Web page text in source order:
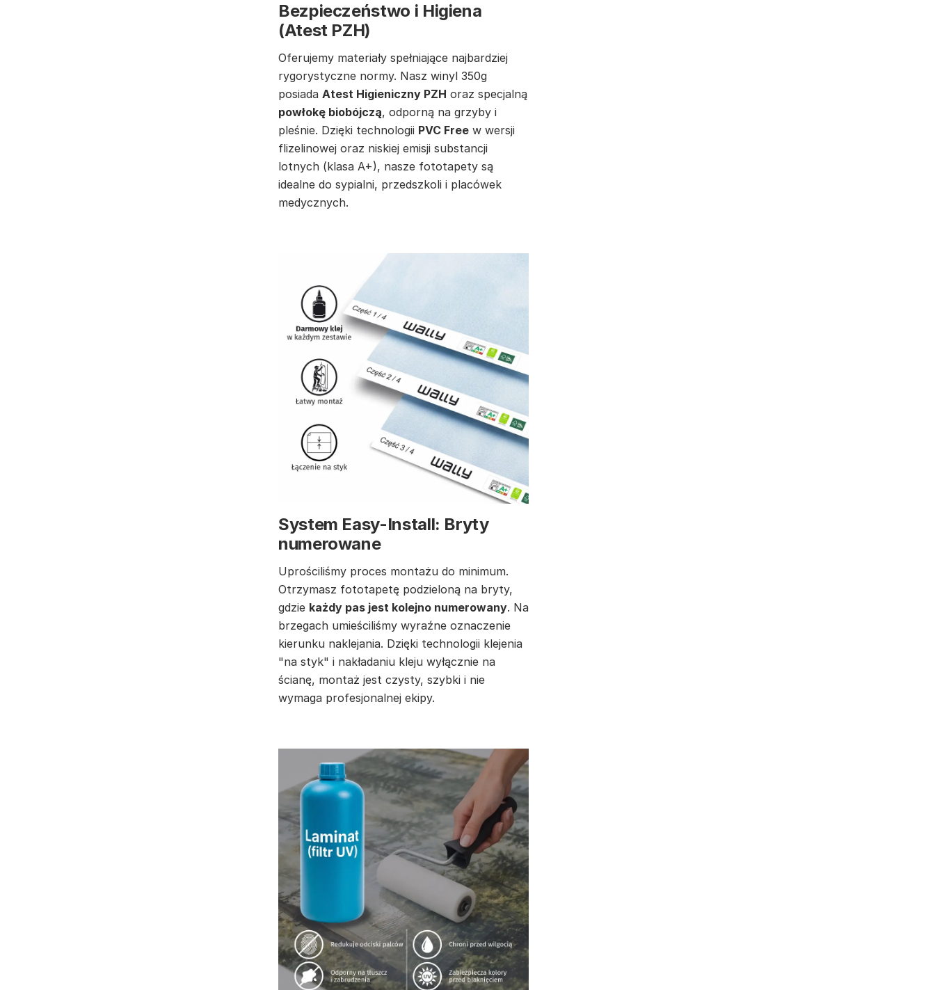
Bezpieczeństwo i Higiena
(Atest PZH)
Oferujemy materiały spełniające najbardziej
rygorystyczne normy. Nasz winyl 350g
posiada Atest Higieniczny PZH oraz specjalną
powłokę biobójczą, odporną na grzyby i
pleśnie. Dzięki technologii PVC Free w wersji
flizelinowej oraz niskiej emisji substancji
lotnych (klasa A+), nasze fototapety są
idealne do sypialni, przedszkoli i placówek
medycznych.
System Easy-Install: Bryty
numerowane
Uprościliśmy proces montażu do minimum.
Otrzymasz fototapetę podzieloną na bryty,
gdzie każdy pas jest kolejno numerowany. Na
brzegach umieściliśmy wyraźne oznaczenie
kierunku naklejania. Dzięki technologii klejenia
"na styk" i nakładaniu kleju wyłącznie na
ścianę, montaż jest czysty, szybki i nie
wymaga profesjonalnej ekipy.